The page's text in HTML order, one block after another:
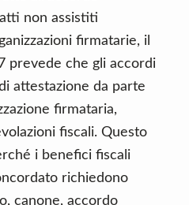
non assistiti
firmatarie, il
prevede che gli accordi
attestazione da parte
firmataria,
fiscali. Questo
i benefici fiscali
richiedono
canone, accordo